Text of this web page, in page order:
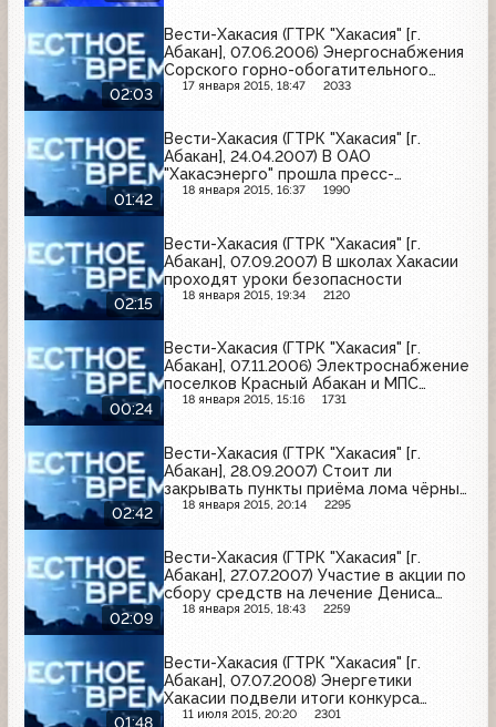
02:03
Вести-Хакасия (ГТРК "Хакасия" [г.
Абакан], 07.06.2006) Энергоснабжения
Сорского горно-обогатительного
комбината станет более надежным
17 января 2015, 18:47 2033
01:42
Вести-Хакасия (ГТРК "Хакасия" [г.
Абакан], 24.04.2007) В ОАО
"Хакасэнерго" прошла пресс-
конференция для журналистов
18 января 2015, 16:37 1990
02:15
Вести-Хакасия (ГТРК "Хакасия" [г.
Абакан], 07.09.2007) В школах Хакасии
проходят уроки безопасности
18 января 2015, 19:34 2120
00:24
Вести-Хакасия (ГТРК "Хакасия" [г.
Абакан], 07.11.2006) Электроснабжение
поселков Красный Абакан и МПС
республиканской столицы
18 января 2015, 15:16 1731
02:42
Вести-Хакасия (ГТРК "Хакасия" [г.
Абакан], 28.09.2007) Стоит ли
закрывать пункты приёма лома чёрных
и цветных металлов, и нужна ли в этом
18 января 2015, 20:14 2295
02:09
Вести-Хакасия (ГТРК "Хакасия" [г.
Абакан], 27.07.2007) Участие в акции по
сбору средств на лечение Дениса
Щуплова принял и коллектив ОАО
18 января 2015, 18:43 2259
01:48
Вести-Хакасия (ГТРК "Хакасия" [г.
Абакан], 07.07.2008) Энергетики
Хакасии подвели итоги конкурса
дипломных проектов
11 июля 2015, 20:20 2301